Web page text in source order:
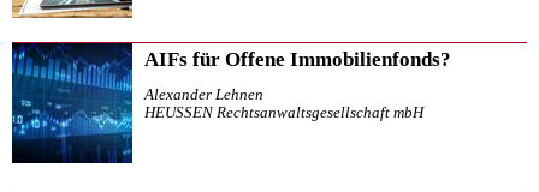
AIFs für Offene Immobilienfonds?
Alexander Lehnen
HEUSSEN Rechtsanwaltsgesellschaft mbH